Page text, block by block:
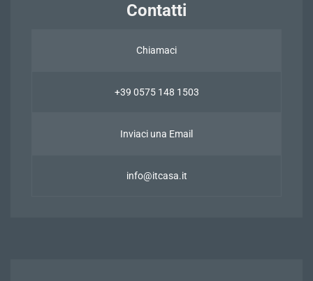
Contatti
Chiamaci
+39 0575 148 1503
Inviaci una Email
info@itcasa.it